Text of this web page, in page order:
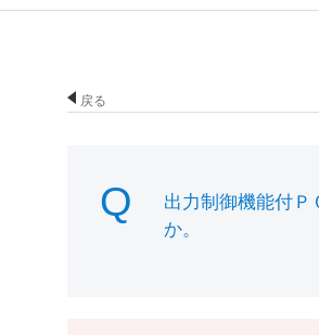
戻る
出力制御機能付
か。